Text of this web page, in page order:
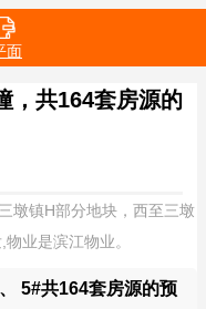
面
，共164套房源的
墩镇H部分地块，西至三墩
业是滨江物业。
5#共164套房源的预